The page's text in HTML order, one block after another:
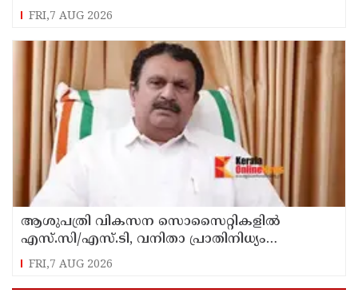
FRI,7 AUG 2026
ആശുപത്രി വികസന സൊസൈറ്റികളിൽ
എസ്.സി/എസ്.ടി, വനിതാ പ്രാതിനിധ്യം
ഉൾപ്പെടുത്തി ഉത്തരവായി : മന്ത്രി കെ.മുരളീധരൻ
FRI,7 AUG 2026